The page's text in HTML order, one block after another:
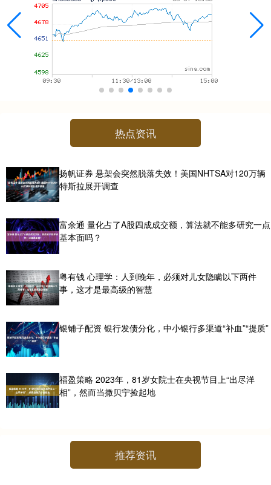
热点资讯
扬帆证券 悬架会突然脱落失效！美国NHTSA对120万辆
特斯拉展开调查
富余通 量化占了A股四成成交额，算法就不能多研究一点
基本面吗？
粤有钱 心理学：人到晚年，必须对儿女隐瞒以下两件
事，这才是最高级的智慧
银铺子配资 银行发债分化，中小银行多渠道“补血”“提质”
福盈策略 2023年，81岁女院士在央视节目上“出尽洋
相”，然而当撒贝宁捡起地
推荐资讯